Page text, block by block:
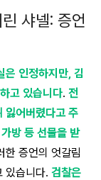
샤넬: 증언
은 인정하지만, 김
고 있습니다. 전
잃어버렸다고 주
방 등 선물을 받
한 증언의 엇갈림
있습니다. 검찰은